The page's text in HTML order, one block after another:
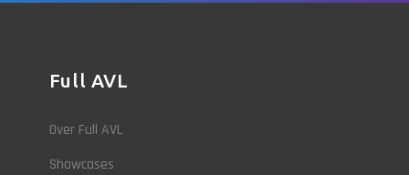
Full AVL
Over Full AVL
Showcases